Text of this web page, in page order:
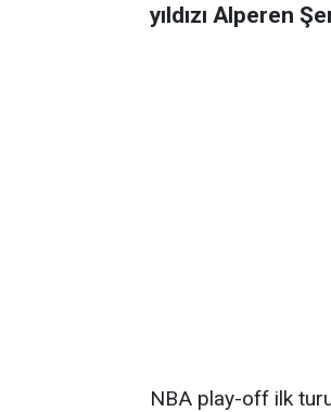
yıldızı Alperen
NBA play-off ilk